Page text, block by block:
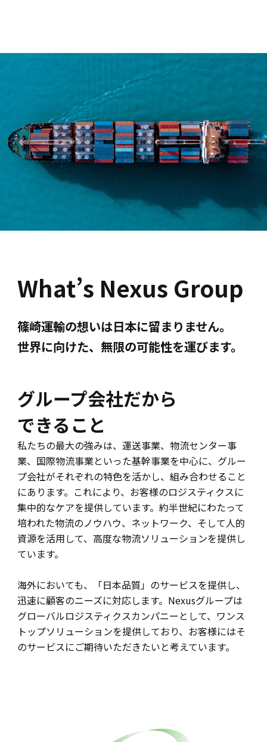
What’s Nexus Group
篠崎運輸の想いは日本に留まりません。
世界に向けた、無限の可能性を運びます。
グループ会社だから
できること
私たちの最大の強みは、運送事業、物流センター事
業、国際物流事業といった基幹事業を中心に、グルー
プ会社がそれぞれの特色を活かし、組み合わせること
にあります。これにより、お客様のロジスティクスに
集中的なケアを提供しています。約半世紀にわたって
培われた物流のノウハウ、ネットワーク、そして人的
資源を活用して、高度な物流ソリューションを提供し
ています。
海外においても、「日本品質」のサービスを提供し、
迅速に顧客のニーズに対応します。Nexusグループは
グローバルロジスティクスカンパニーとして、ワンス
トップソリューションを提供しており、お客様にはそ
のサービスにご期待いただきたいと考えています。